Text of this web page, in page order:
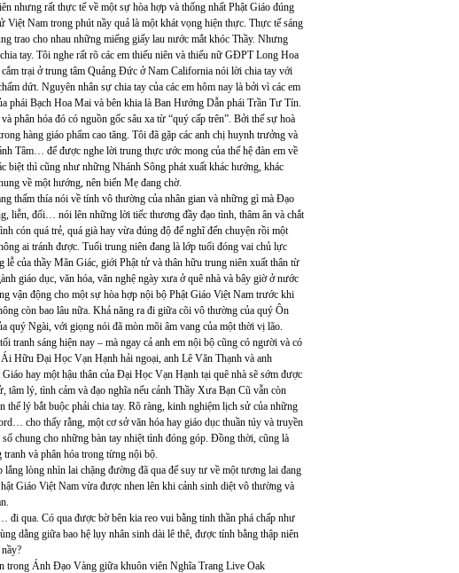
nhưng rất thực tế về một sự hòa hợp và thống nhất Phật Giáo đúng
Nam trong phút nầy quả là một khát vọng hiện thực. Thực tế sáng
trao cho nhau những miếng giấy lau nước mắt khóc Thầy. Nhưng
tay. Tôi nghe rất rõ các em thiếu niên và thiếu nữ GĐPT Long Hoa
trại ở trung tâm Quảng Đức ở Nam California nói lời chia tay với
dứt. Nguyên nhân sự chia tay của các em hôm nay là bởi vì các em
phái Bạch Hoa Mai và bên khia là Ban Hướng Dẫn phái Trần Tư Tín.
phân hóa đó có nguồn gốc sâu xa từ “quý cấp trên”. Bởi thế sự hoà
hàng giáo phẩm cao tăng. Tôi đã gặp các anh chị huynh trưởng và
Tâm… để được nghe lời trung thực ước mong của thế hệ đàn em về
biệt thì cũng như những Nhánh Sông phát xuất khác hướng, khác
về một hướng, nên biển Mẹ đang chờ.
thấm thía nói về tính vô thường của nhân gian và những gì mà Đạo
liễn, đối… nói lên những lời tiếc thương đầy đạo tình, thâm ân và chắt
cón quá trẻ, quá già hay vừa đúng độ để nghĩ đến chuyện rồi một
ai tránh được. Tuổi trung niên đang là lớp tuổi đóng vai chủ lực
của thầy Mãn Giác, giới Phật tử và thân hữu trung niên xuất thân từ
giáo dục, văn hóa, văn nghệ ngày xưa ở quê nhà và bây giờ ở nước
vận động cho một sự hòa hợp nội bộ Phật Giáo Việt Nam trước khi
còn bao lâu nữa. Khả năng ra đi giữa cõi vô thường của quý Ôn
quý Ngài, với giọng nói đã mòn mõi âm vang của một thời vị lão.
tranh sáng hiện nay – mà ngay cả anh em nội bộ cũng có người và có
Hữu Đại Học Vạn Hạnh hải ngoại, anh Lê Văn Thạnh và anh
hay một hậu thân của Đại Học Vạn Hạnh tại quê nhà sẽ sớm được
tâm lý, tình cảm và đạo nghĩa nếu cảnh Thầy Xưa Bạn Cũ vẫn còn
lý bắt buộc phải chia tay. Rõ ràng, kinh nghiệm lịch sử của những
cho thấy rằng, một cơ sở văn hóa hay giáo dục thuần túy và truyền
chung cho những bàn tay nhiệt tình đóng góp. Đồng thời, cũng là
và phân hóa trong từng nội bộ.
lòng nhìn lai chặng đường đã qua để suy tư về một tương lai đang
Giáo Việt Nam vừa được nhen lên khi cảnh sinh diệt vô thường và
đi qua. Có qua được bờ bên kia reo vui bằng tinh thần phá chấp như
dằng giữa bao hệ lụy nhân sinh dài lê thê, được tính bằng thập niên
trong Ánh Đạo Vàng giữa khuôn viên Nghĩa Trang Live Oak